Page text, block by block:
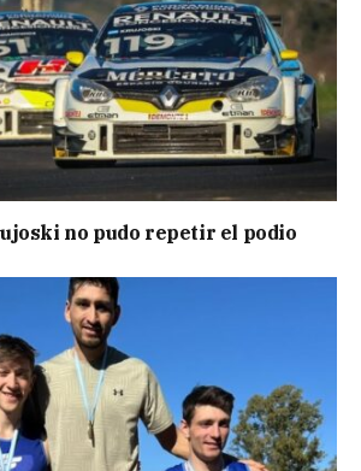
no pudo repetir el podio